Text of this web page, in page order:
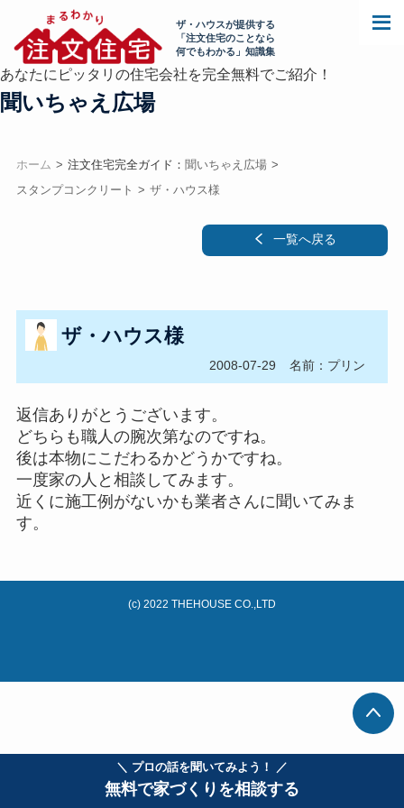
＼ プロの話を聞いてみよう！ ／
無料で家づくりを相談する
ザ・ハウスが提供する
「注文住宅のことなら
何でもわかる」知識集
あなたにピッタリの住宅会社を完全無料でご紹介！
聞いちゃえ広場
ホーム 注文住宅完全ガイド： 聞いちゃえ広場
スタンプコンクリート
ザ・ハウス様
一覧へ戻る
ザ・ハウス様
2008-07-29 名前：プリン
返信ありがとうございます。
どちらも職人の腕次第なのですね。
後は本物にこだわるかどうかですね。
一度家の人と相談してみます。
近くに施工例がないかも業者さんに聞いてみま
す。
(c) 2022 THEHOUSE CO.,LTD